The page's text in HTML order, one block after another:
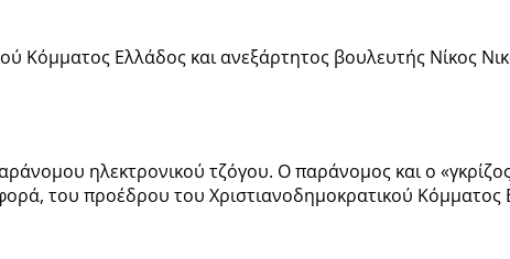
Κόμματος Ελλάδος και ανεξάρτητος βουλευτής Νίκος
ηλεκτρονικού τζόγου. Ο παράνομος και ο
του προέδρου του Χριστιανοδημοκρατικού Κόμματος